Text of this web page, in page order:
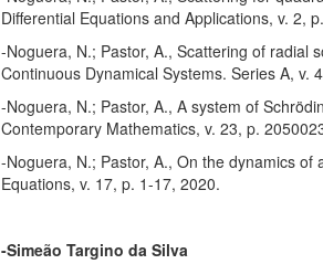
Differential Equations and Applications, v. 2,
-Noguera, N.; Pastor, A., Scattering of radial
Continuous Dynamical Systems. Series A, v.
-Noguera, N.; Pastor, A., A system of
Contemporary Mathematics, v. 23, p.
-Noguera, N.; Pastor, A., On the dynamics
Equations, v. 17, p. 1-17, 2020.
-Simeão Targino da Silva